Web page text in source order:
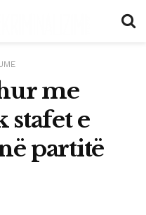
me
stafet e
partitë